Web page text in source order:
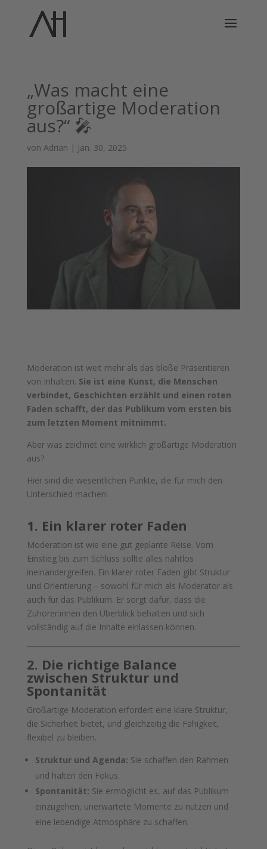
„Was macht eine
großartige Moderation
aus?“ 🎤
von Adrian | Jan. 30, 2025
Moderation ist weit mehr als das bloße Präsentieren
von Inhalten. Sie ist eine Kunst, die Menschen
verbindet, Geschichten erzählt und einen roten
Faden schafft, der das Publikum vom ersten bis
zum letzten Moment mitnimmt.
Aber was zeichnet eine wirklich großartige Moderation
aus?
Hier sind die wesentlichen Punkte, die für mich den
Unterschied machen:
1. Ein klarer roter Faden
Moderation ist wie eine gut geplante Reise. Vom
Einstieg bis zum Schluss sollte alles nahtlos
ineinandergreifen. Ein klarer roter Faden gibt Struktur
und Orientierung – sowohl für mich als Moderator als
auch für das Publikum. Er sorgt dafür, dass die
Zuhörer:innen den Überblick behalten und sich
vollständig auf die Inhalte einlassen können.
2. Die richtige Balance
zwischen Struktur und
Spontanität
Großartige Moderation erfordert eine klare Struktur,
die Sicherheit bietet, und gleichzeitig die Fähigkeit,
flexibel zu bleiben.
Struktur und Agenda: Sie schaffen den Rahmen
und halten den Fokus.
Spontanität: Sie ermöglicht es, auf das Publikum
einzugehen, unerwartete Momente zu nutzen und
eine lebendige Atmosphäre zu schaffen.